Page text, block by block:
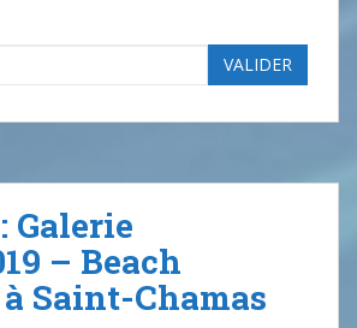
VALIDER
Galerie
– Beach
Saint-Chamas